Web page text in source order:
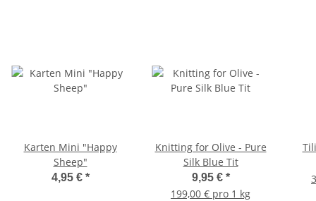
Karten Mini "Happy
Sheep"
4,95 € *
Knitting for Olive - Pure
Silk Blue Tit
9,95 € *
199,00 € pro 1 kg